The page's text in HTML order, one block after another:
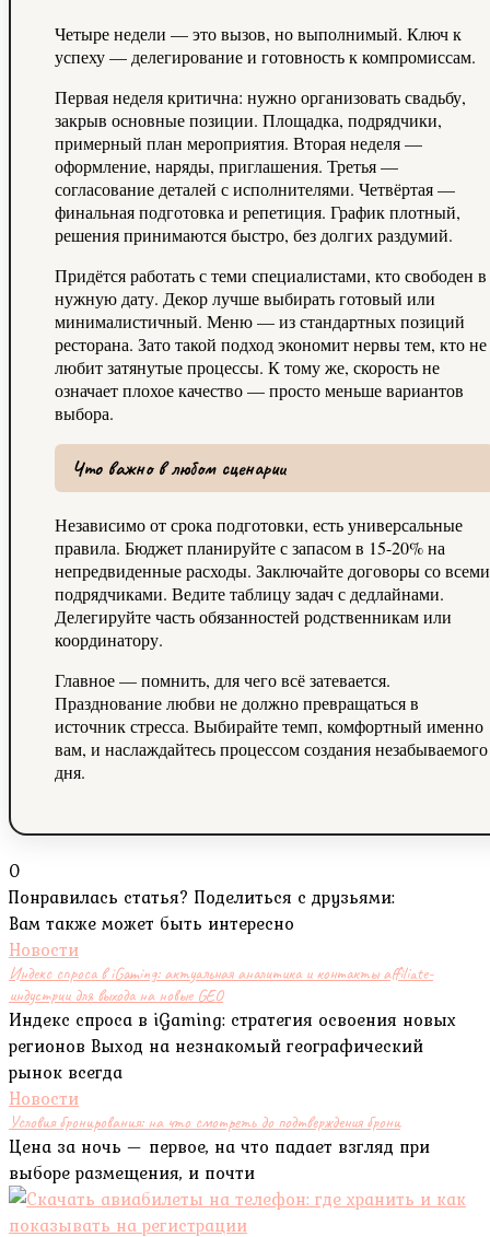
Четыре недели — это вызов, но выполнимый. Ключ к
успеху — делегирование и готовность к компромиссам.
Первая неделя критична: нужно организовать свадьбу,
закрыв основные позиции. Площадка, подрядчики,
примерный план мероприятия. Вторая неделя —
оформление, наряды, приглашения. Третья —
согласование деталей с исполнителями. Четвёртая —
финальная подготовка и репетиция. График плотный,
решения принимаются быстро, без долгих раздумий.
Придётся работать с теми специалистами, кто свободен в
нужную дату. Декор лучше выбирать готовый или
минималистичный. Меню — из стандартных позиций
ресторана. Зато такой подход экономит нервы тем, кто не
любит затянутые процессы. К тому же, скорость не
означает плохое качество — просто меньше вариантов
выбора.
Что важно в любом сценарии
Независимо от срока подготовки, есть универсальные
правила. Бюджет планируйте с запасом в 15-20% на
непредвиденные расходы. Заключайте договоры со всеми
подрядчиками. Ведите таблицу задач с дедлайнами.
Делегируйте часть обязанностей родственникам или
координатору.
Главное — помнить, для чего всё затевается.
Празднование любви не должно превращаться в
источник стресса. Выбирайте темп, комфортный именно
вам, и наслаждайтесь процессом создания незабываемого
дня.
0
Понравилась статья? Поделиться с друзьями:
Вам также может быть интересно
Новости
Индекс спроса в iGaming: актуальная аналитика и контакты affiliate-
индустрии для выхода на новые GEO
Индекс спроса в iGaming: стратегия освоения новых
регионов Выход на незнакомый географический
рынок всегда
Новости
Условия бронирования: на что смотреть до подтверждения брони
Цена за ночь — первое, на что падает взгляд при
выборе размещения, и почти